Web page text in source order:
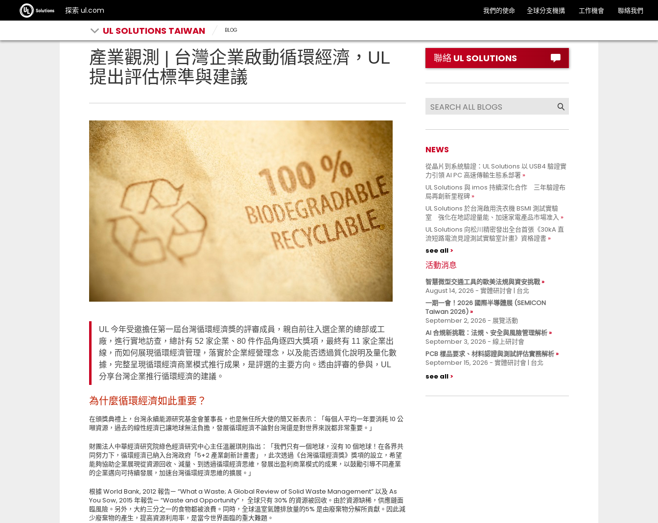
探索 ul.com 我們的使命 全球分支機搆 工作機會 聯絡我們
UL SOLUTIONS TAIWAN BLOG
產業觀測 | 台灣企業啟動循環經濟，UL
提出評估標準與建議
UL 今年受邀擔任第一屆台灣循環經濟獎的評審成員，親自前往入選企業的總部或工
廠，進行實地訪查，總計有 52 家企業、80 件作品角逐四大獎項，最終有 11 家企業出
線，而如何展現循環經濟管理，落實於企業經營理念，以及能否透過質化說明及量化數
據，完整呈現循環經濟商業模式推行成果，是評選的主要方向。透由評審的參與，UL
分享台灣企業推行循環經濟的建議。
為什麼循環經濟如此重要？
在頒獎典禮上，台灣永續能源研究基金會董事長，也是無任所大使的簡又新表示：「每個人平均一年要消耗 10 公
噸資源，過去的線性經濟已讓地球無法負擔，發展循環經濟不論對台灣還是對世界來說都非常重要。」
財團法人中華經濟研究院綠色經濟研究中心主任溫麗琪則指出：「我們只有一個地球，沒有 10 個地球！在各界共
同努力下，循環經濟已納入台灣政府「5+2 產業創新計畫書」，此次透過《台灣循環經濟獎》獎項的設立，希望
能夠協助企業展現從資源回收、減量、到透過循環經濟思維，發展出盈利商業模式的成果，以鼓勵引導不同產業
的企業邁向可持續發展，加速台灣循環經濟思維的擴展。」
根據 World Bank, 2012 報告— “What a Waste; A Global Review of Solid Waste Management” 以及 As
You Sow, 2015 年報告— “Waste and Opportunity”， 全球只有 30% 的資源被回收。由於資源缺稀，供應鏈面
臨風險。另外，大約三分之一的食物都被浪費。同時，全球溫室氣體排放量的5% 是由廢棄物分解所貢獻。因此減
少廢棄物的產生，提高資源利用率，是當今世界面臨的重大難題。
聯絡 UL SOLUTIONS
NEWS
從晶片到系統驗證：UL Solutions 以 USB4 驗證實
力引領 AI PC 高速傳輸生態系部署
UL Solutions 與 imos 持續深化合作 三年驗證布
局再創新里程碑
UL Solutions 於台灣啟用洗衣機 BSMI 測試實驗
室 強化在地認證量能、加速家電產品市場准入
UL Solutions 向松川精密發出全台首張《30kA 直
流短路電流見證測試實驗室計畫》資格證書
see all
活動消息
智慧微型交通工具的歐美法規與資安挑戰
August 14, 2026 - 實體研討會 | 台北
一期一會！2026 國際半導體展 (SEMICON
Taiwan 2026)
September 2, 2026 - 展覽活動
AI 合規新挑戰：法規、安全與風險管理解析
September 3, 2026 - 線上研討會
PCB 樣品要求、材料認證與測試評估實務解析
September 15, 2026 - 實體研討會 | 台北
see all